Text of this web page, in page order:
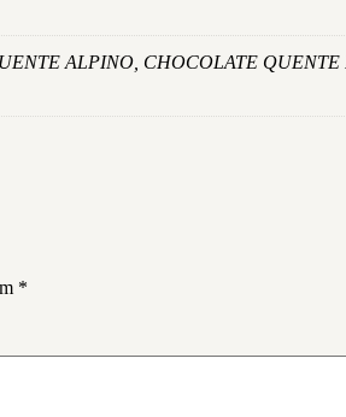
ALPINO, CHOCOLATE
*